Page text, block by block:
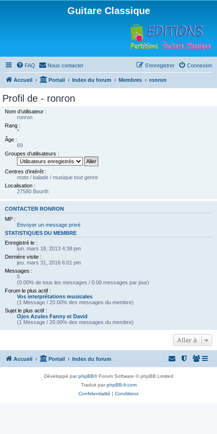
Guitare Classique
FAQ Nous contacter Connexion
S’enregistrer
Accueil Portail Index du forum Membres ronron
Profil de - ronron
Nom d’utilisateur :
ronron
Rang :
*
Âge :
69
Groupes d’utilisateurs :
Centres d’intérêt :
moto / balade / musique tout genre
Localisation :
27580 Bourth
CONTACTER RONRON
MP :
Envoyer un message privé
STATISTIQUES DU MEMBRE
Enregistré le :
lun. mars 18, 2013 4:38 pm
Dernière visite :
jeu. mars 31, 2016 6:01 pm
Messages :
5
(0.00% de tous les messages / 0.00 messages par jour)
Forum le plus actif :
Vos interprétations musicales
(1 Message / 20.00% des messages du membre)
Sujet le plus actif :
Ojos Azules Fanny et David
(1 Message / 20.00% des messages du membre)
Aller à
Accueil Portail Index du forum
Développé parphpBB® Forum Software © phpBB Limited
Traduit parphpBB-fr.com
Confidentialité | Conditions